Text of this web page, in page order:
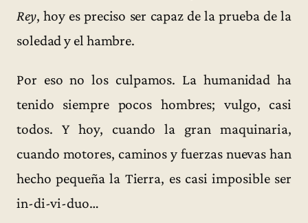
Rey, hoy es preciso ser capaz de la prueba de la
soledad y el hambre.
Por eso no los culpamos. La humanidad ha
tenido siempre pocos hombres; vulgo, casi
todos. Y hoy, cuando la gran maquinaria,
cuando motores, caminos y fuerzas nuevas han
hecho pequeña la Tierra, es casi imposible ser
in-di-vi-duo…